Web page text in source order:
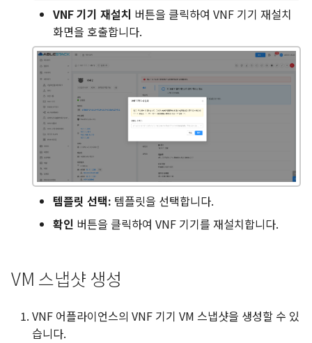
VNF 기기 재설치 버튼을 클릭하여 VNF 기기 재설치
화면을 호출합니다.
템플릿 선택: 템플릿을 선택합니다.
확인 버튼을 클릭하여 VNF 기기를 재설치합니다.
VM 스냅샷 생성
VNF 어플라이언스의 VNF 기기 VM 스냅샷을 생성할 수 있
습니다.